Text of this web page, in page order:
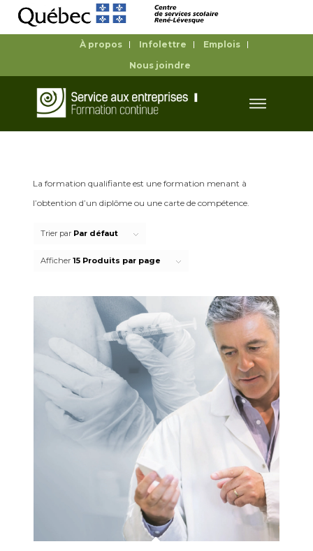
À propos Infolettre
Emplois
Nous joindre
La formation qualifiante est une formation menant à
l’obtention d’un diplôme ou une carte de compétence.
Trier par Par défaut
Afficher15 Produits par page